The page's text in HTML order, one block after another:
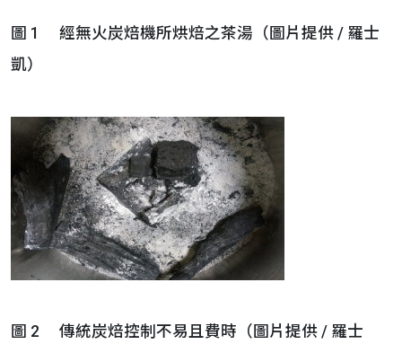
圖 1 經無火炭焙機所烘焙之茶湯（圖片提供 / 羅士
凱）
圖 2 傳統炭焙控制不易且費時（圖片提供 / 羅士